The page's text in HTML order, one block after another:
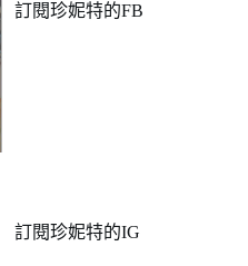
訂閱珍妮特的FB
訂閱珍妮特的IG